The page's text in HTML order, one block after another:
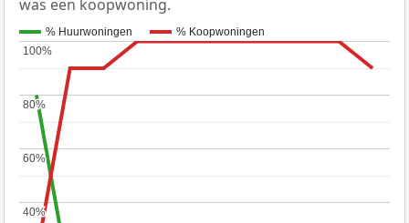
was een koopwoning.
% Huurwoningen % Koopwoningen
40%
40%
60%
60%
80%
80%
100%
100%